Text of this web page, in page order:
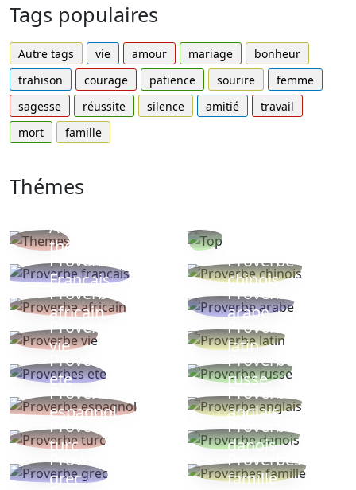
Tags populaires
Autre tags vie amour mariage
bonheur
trahison
courage patience sourire
femme
sagesse
réussite silence amitié
travail
mort
famille
Thémes
Autres
thèmes
Proverbe
Français
Proverbe
chinois
Proverbe
africain
Proverbe
arabe
Proverbe
vie
Proverbe
latin
Proverbes
ete
Proverbe
russe
Proverbe
espagnol
Proverbe
anglais
Proverbe
turc
Proverbe
danois
Proverbe
grec
Proverbes
famille